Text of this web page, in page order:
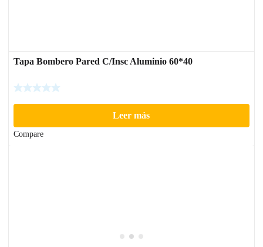
Tapa Bombero Pared C/Insc Aluminio 60*40
Leer más
Compare